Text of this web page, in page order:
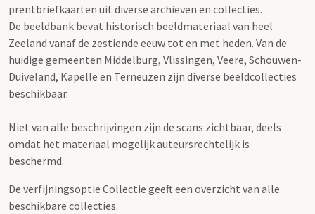
prentbriefkaarten uit diverse archieven en collecties.
De beeldbank bevat historisch beeldmateriaal van heel
Zeeland vanaf de zestiende eeuw tot en met heden. Van de
huidige gemeenten Middelburg, Vlissingen, Veere, Schouwen-
Duiveland, Kapelle en Terneuzen zijn diverse beeldcollecties
beschikbaar.
Niet van alle beschrijvingen zijn de scans zichtbaar, deels
omdat het materiaal mogelijk auteursrechtelijk is
beschermd.
De verfijningsoptie Collectie geeft een overzicht van alle
beschikbare collecties.